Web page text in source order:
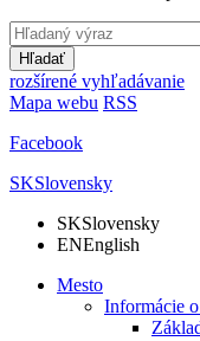
Hľadať
rozšírené vyhľadávanie
Mapa webu RSS
Facebook
SKSlovensky
SKSlovensky
ENEnglish
Mesto
Informácie